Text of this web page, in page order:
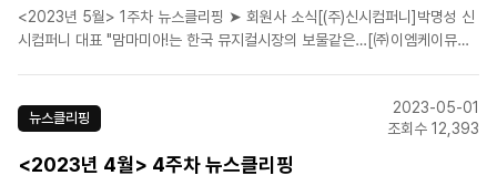
<2023년 5월> 1주차 뉴스클리핑 ➤ 회원사 소식[(주)신시컴퍼니]박명성 신
시컴퍼니 대표 "맘마미아!는 한국 뮤지컬시장의 보물같은…[㈜이엠케이뮤지
왕자', 왜 1인극이었을까?[(..
뉴스클리핑
2023-05-01
조회수 12,393
<2023년 4월> 4주차 뉴스클리핑